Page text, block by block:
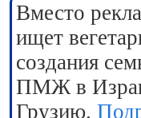
Вместо
ищет
создания
ПМЖ в
Грузию.